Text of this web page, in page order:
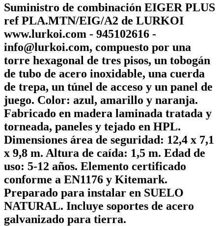
Suministro de combinación EIGER PLUS
ref PLA.MTN/EIG/A2 de LURKOI
www.lurkoi.com - 945102616 -
info@lurkoi.com, compuesto por una
torre hexagonal de tres pisos, un tobogán
de tubo de acero inoxidable, una cuerda
de trepa, un túnel de acceso y un panel de
juego. Color: azul, amarillo y naranja.
Fabricado en madera laminada tratada y
torneada, paneles y tejado en HPL.
Dimensiones área de seguridad: 12,4 x 7,1
x 9,8 m. Altura de caída: 1,5 m. Edad de
uso: 5-12 años. Elemento certificado
conforme a EN1176 y Kitemark.
Preparado para instalar en SUELO
NATURAL. Incluye soportes de acero
galvanizado para tierra.